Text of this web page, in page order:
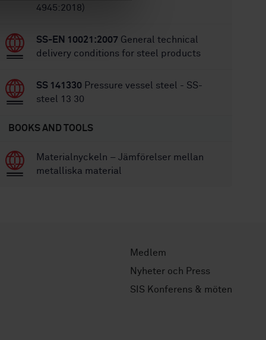
4945:2018)
SS-EN 10021:2007 General technical
delivery conditions for steel products
SS 141330 Pressure vessel steel - SS-
steel 13 30
BOOKS AND TOOLS
Materialnyckeln – Jämförelser mellan
metalliska material
Medlem
Nyheter och Press
SIS Konferens & möten